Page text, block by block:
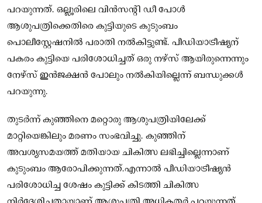
പറയുന്നത്. ഒല്ലൂരിലെ വിൻസന്റി ഡീ പോള്‍
ആശുപത്രിക്കെതിരെ കുട്ടിയുടെ കുടുംബം
പൊലീസ്റ്റേഷനിൽ പരാതി നല്‍കിട്ടുണ്ട്. പീഡിയാട്രീഷ്യന്
പകരം കുട്ടിയെ പരിശോധിച്ചത് ഒരു നഴ്‌സ് ആയിരുന്നെന്നും
നേഴ്സ് ഇൻജക്ഷൻ പോലും നല്‍കിയില്ലെന്ന് ബന്ധുക്കള്‍
പറയുന്നു.
തുടർന്ന് കുഞ്ഞിനെ മറ്റൊരു ആശുപത്രിയിലേക്ക്
മാറ്റിയെങ്കിലും മരണം സംഭവിച്ചു. കുഞ്ഞിന്
അവശ്യസമയത്ത് മതിയായ ചികിത്സ ലഭിച്ചില്ലെന്നാണ്
കുടുംബം ആരോപിക്കുന്നത്.എന്നാല്‍ പീഡിയാട്രീഷ്യൻ
പരിശോധിച്ച ശേഷം കുട്ടിക്ക് കിടത്തി ചികിത്സ